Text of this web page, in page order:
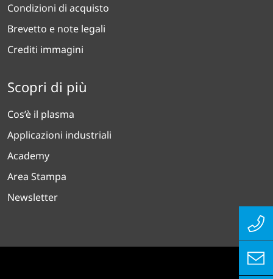
Condizioni di acquisto
Brevetto e note legali
Crediti immagini
Scopri di più
Cos’è il plasma
Applicazioni industriali
Academy
Area Stampa
Newsletter